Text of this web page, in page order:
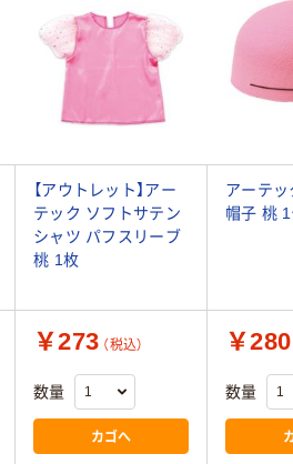
【アウトレット】アー
テック ソフトサテン
シャツ パフスリーブ
桃 1枚
アーテッ
帽子 桃 1
￥273 （税込）
数量
カゴへ
￥280
数量